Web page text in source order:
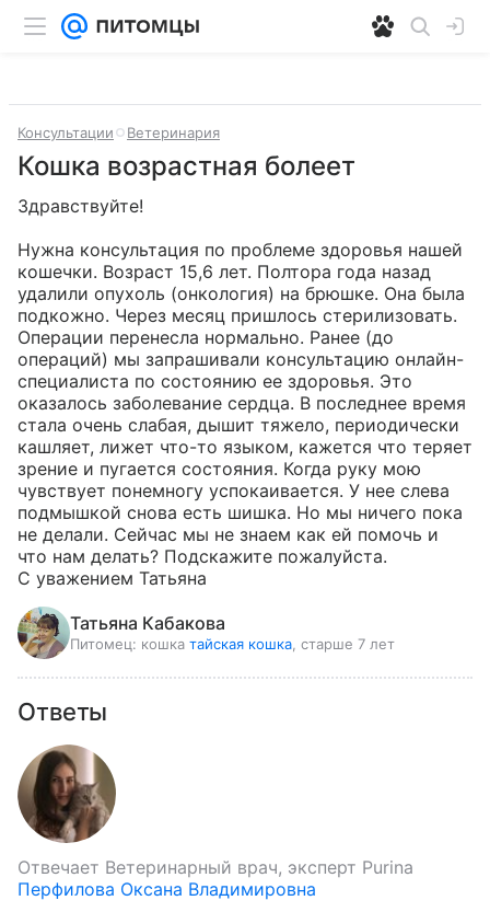
Консультации Ветеринария
Кошка возрастная болеет
Здравствуйте!
Нужна консультация по проблеме здоровья нашей
кошечки. Возраст 15,6 лет. Полтора года назад
удалили опухоль (онкология) на брюшке. Она была
подкожно. Через месяц пришлось стерилизовать.
Операции перенесла нормально. Ранее (до
операций) мы запрашивали консультацию онлайн-
специалиста по состоянию ее здоровья. Это
оказалось заболевание сердца. В последнее время
стала очень слабая, дышит тяжело, периодически
кашляет, лижет что-то языком, кажется что теряет
зрение и пугается состояния. Когда руку мою
чувствует понемногу успокаивается. У нее слева
подмышкой снова есть шишка. Но мы ничего пока
не делали. Сейчас мы не знаем как ей помочь и
что нам делать? Подскажите пожалуйста.
С уважением Татьяна
Татьяна Кабакова
Питомец: кошка тайская кошка , старше 7 лет
Ответы
Отвечает Ветеринарный врач, эксперт Purina
Перфилова Оксана Владимировна